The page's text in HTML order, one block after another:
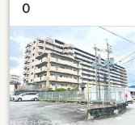
０